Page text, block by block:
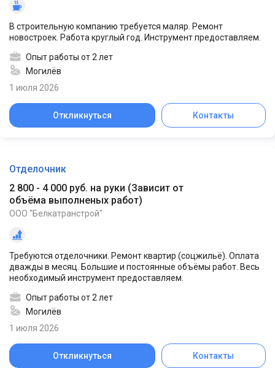
В строительную компанию требуется маляр. Ремонт
новостроек. Работа круглый год. Инструмент предоставляем.
Опыт работы от 2 лет
Могилёв
1 июля 2026
Откликнуться Контакты
Отделочник
2 800 - 4 000 руб. на руки (Зависит от
объёма выполненых работ)
ООО "Белкатранстрой"
Требуются отделочники. Ремонт квартир (соцжильё). Оплата
дважды в месяц. Большие и постоянные объёмы работ. Весь
необходимый инструмент предоставляем.
Опыт работы от 2 лет
Могилёв
1 июля 2026
Откликнуться Контакты